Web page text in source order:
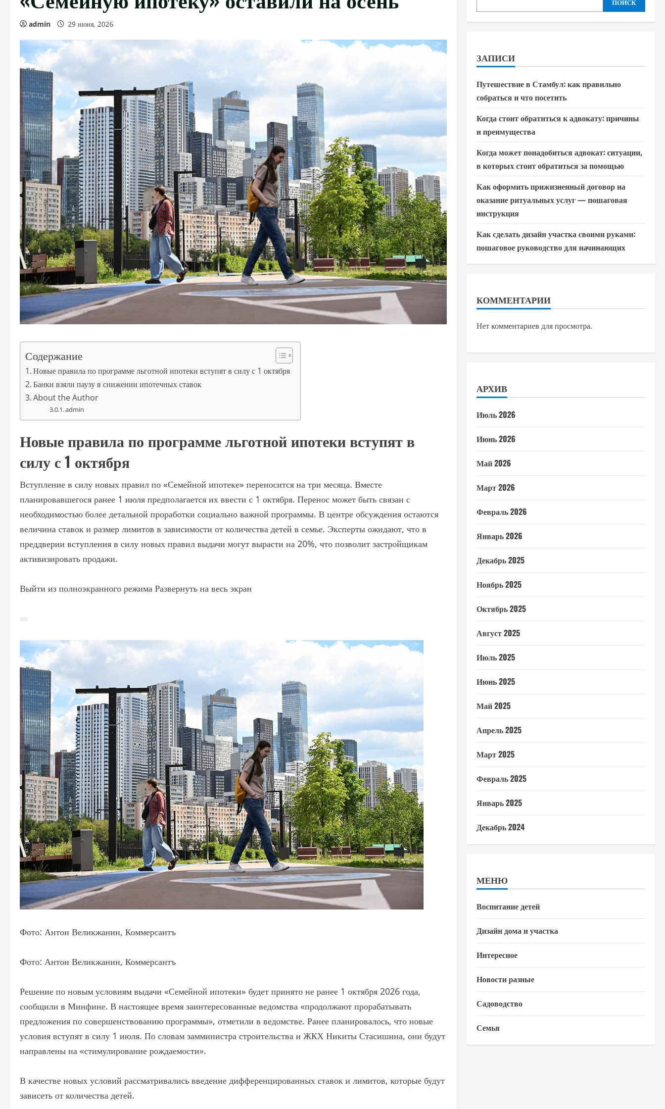
admin 29 июня, 2026
Содержание
Новые правила по программе льготной ипотеки вступят в силу с 1 октября
Банки взяли паузу в снижении ипотечных ставок
About the Author
admin
Новые правила по программе льготной ипотеки вступят в
силу с 1 октября
Вступление в силу новых правил по «Семейной ипотеке» переносится на три месяца. Вместе
планировавшегося ранее 1 июля предполагается их ввести с 1 октября. Перенос может быть связан с
необходимостью более детальной проработки социально важной программы. В центре обсуждения остаются
величина ставок и размер лимитов в зависимости от количества детей в семье. Эксперты ожидают, что в
преддверии вступления в силу новых правил выдачи могут вырасти на 20%, что позволит застройщикам
активизировать продажи.
Выйти из полноэкранного режима Развернуть на весь экран
Фото: Антон Великжанин, Коммерсантъ
Фото: Антон Великжанин, Коммерсантъ
Решение по новым условиям выдачи «Семейной ипотеки» будет принято не ранее 1 октября 2026 года,
сообщили в Минфине. В настоящее время заинтересованные ведомства «продолжают прорабатывать
предложения по совершенствованию программы», отметили в ведомстве. Ранее планировалось, что новые
условия вступят в силу 1 июля. По словам замминистра строительства и ЖКХ Никиты Стасишина, они будут
направлены на «стимулирование рождаемости».
В качестве новых условий рассматривались введение дифференцированных ставок и лимитов, которые будут
зависеть от количества детей.
ПОИСК
ЗАПИСИ
Путешествие в Стамбул: как правильно
собраться и что посетить
Когда стоит обратиться к адвокату: причины
и преимущества
Когда может понадобиться адвокат: ситуации,
в которых стоит обратиться за помощью
Как оформить прижизненный договор на
оказание ритуальных услуг — пошаговая
инструкция
Как сделать дизайн участка своими руками:
пошаговое руководство для начинающих
КОММЕНТАРИИ
Нет комментариев для просмотра.
АРХИВ
Июль 2026
Июнь 2026
Май 2026
Март 2026
Февраль 2026
Январь 2026
Декабрь 2025
Ноябрь 2025
Октябрь 2025
Август 2025
Июль 2025
Июнь 2025
Май 2025
Апрель 2025
Март 2025
Февраль 2025
Январь 2025
Декабрь 2024
МЕНЮ
Воспитание детей
Дизайн дома и участка
Интересное
Новости разные
Садоводство
Семья